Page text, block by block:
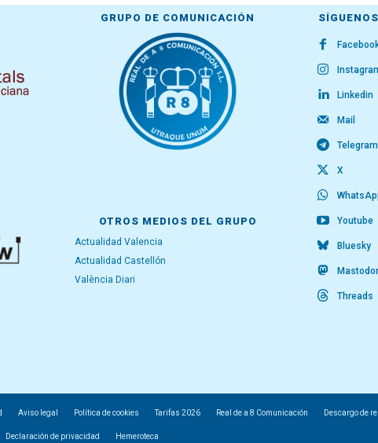
GRUPO DE COMUNICACIÓN
OTROS MEDIOS DEL GRUPO
Actualidad Valencia
Actualidad Castellón
València Diari
SÍGUENOS
Linkedin
Mail
Telegram
X
Youtube
Bluesky
Threads
Aviso legal Política de cookies Tarifas 2026 Real de a 8 Comunicación Descargo de
Declaración de privacidad Hemeroteca